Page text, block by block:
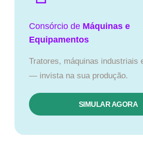
Consórcio de Máquinas e
Equipamentos
Tratores, máquinas industriais
— invista na sua produção.
SIMULAR AGORA